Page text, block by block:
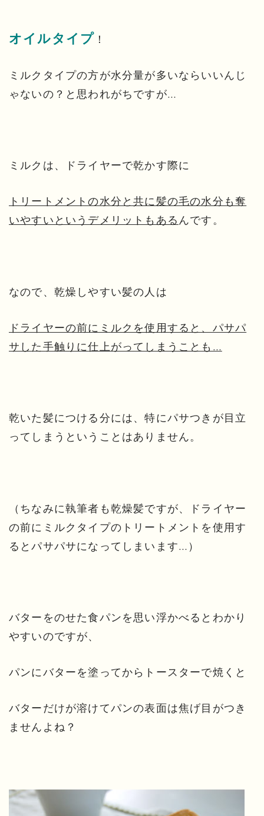
オイルタイプ ！
ミルクタイプの方が水分量が多いならいいんじ
ゃないの？と思われがちですが…
ミルクは、ドライヤーで乾かす際に
トリートメントの水分と共に髪の毛の水分も奪
いやすいというデメリットもある んです。
なので、乾燥しやすい髪の人は
ドライヤーの前にミルクを使用すると、パサパ
サした手触りに仕上がってしまうことも…
乾いた髪につける分には、特にパサつきが目立
ってしまうということはありません。
（ちなみに執筆者も乾燥髪ですが、ドライヤー
の前にミルクタイプのトリートメントを使用す
るとパサパサになってしまいます…）
バターをのせた食パンを思い浮かべるとわかり
やすいのですが、
パンにバターを塗ってからトースターで焼くと
バターだけが溶けてパンの表面は焦げ目がつき
ませんよね？